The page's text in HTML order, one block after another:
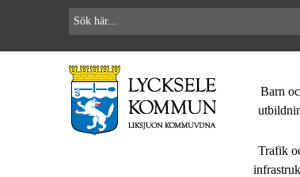
Barn
Trafik